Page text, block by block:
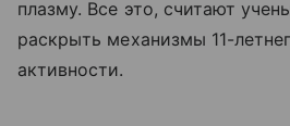
плазму. Все это, считают
раскрыть механизмы 11-
активности.